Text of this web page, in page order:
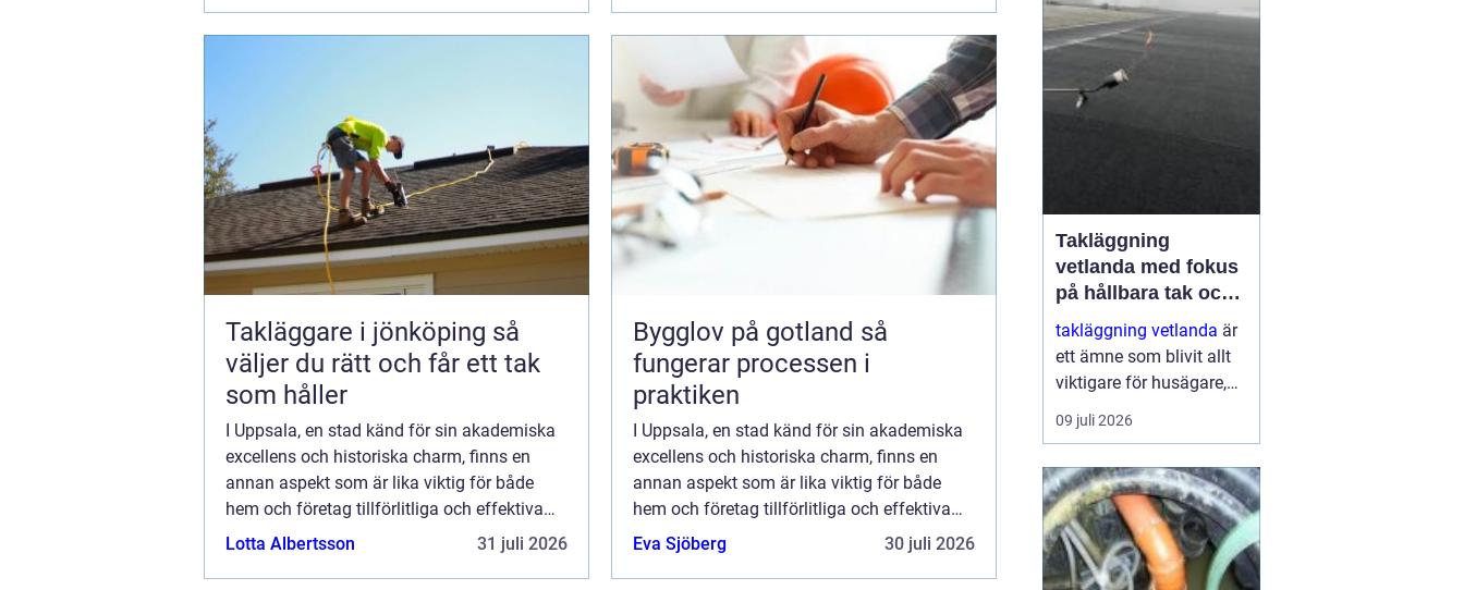
Takläggare i jönköping så
väljer du rätt och får ett tak
som håller
I Uppsala, en stad känd för sin akademiska
excellens och historiska charm, finns en
annan aspekt som är lika viktig för både
hem och företag tillförlitliga och effektiva
kylsystem. Kylinstallation Uppsala är e...
Lotta Albertsson 31 juli 2026
Bygglov på gotland så
fungerar processen i
praktiken
I Uppsala, en stad känd för sin akademiska
excellens och historiska charm, finns en
annan aspekt som är lika viktig för både
hem och företag tillförlitliga och effektiva
kylsystem. Kylinstallation Uppsala är e...
Eva Sjöberg 30 juli 2026
Genom att hyra en
kranbil kan
privatpersoner, företag
och entrepren&...
Takläggning
vetlanda med fokus
på hållbara tak och
trygga hus
takläggning vetlanda är
ett ämne som blivit allt
viktigare för husägare,
bostadsrättsföreningar
och fastighetsägare i
skyddar inte bara mot
regn, snö och blåst, utan
påve...
09 juli 2026